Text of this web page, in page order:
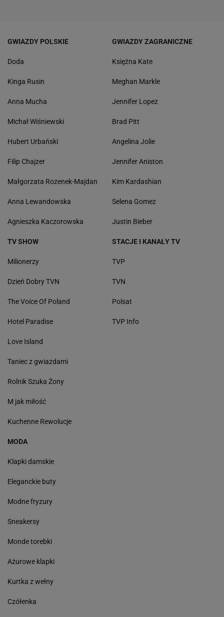
GWIAZDY POLSKIE
Doda
Kinga Rusin
Anna Mucha
Michał Wiśniewski
Hubert Urbański
Filip Chajzer
Małgorzata Rozenek-Majdan
Anna Lewandowska
Agnieszka Kaczorowska
GWIAZDY ZAGRANICZNE
Księżna Kate
Meghan Markle
Jennifer Lopez
Brad Pitt
Angelina Jolie
Jennifer Aniston
Kim Kardashian
Selena Gomez
Justin Bieber
TV SHOW
Milionerzy
Dzień Dobry TVN
The Voice Of Poland
Hotel Paradise
Love Island
Taniec z gwiazdami
Rolnik Szuka Żony
M jak miłość
Kuchenne Rewolucje
STACJE I KANAŁY TV
TVP
TVN
Polsat
TVP Info
MODA
Klapki damskie
Eleganckie buty
Modne fryzury
Sneakersy
Monde torebki
Ażurowe klapki
Kurtka z wełny
Czółenka